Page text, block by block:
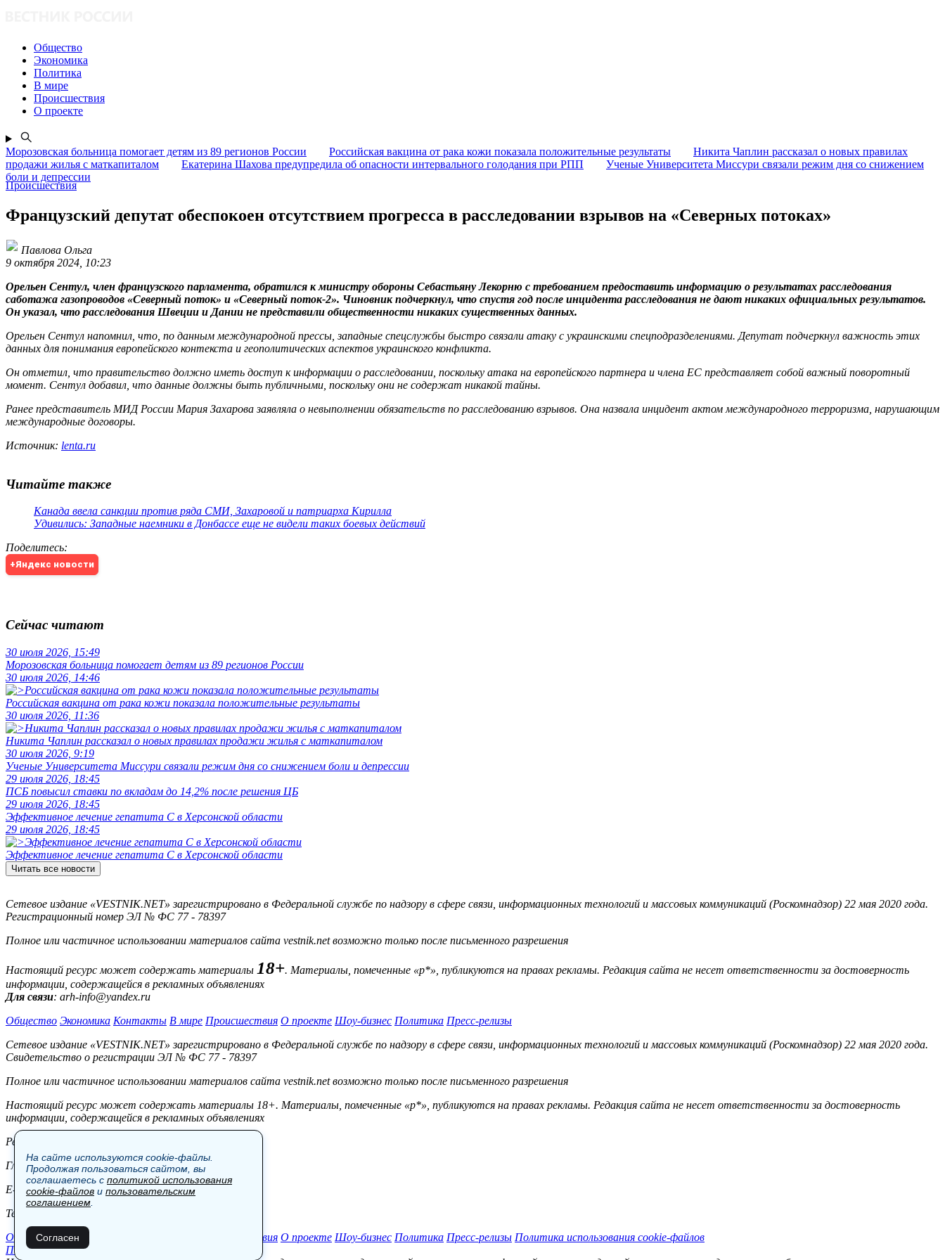
Общество
Экономика
Политика
В мире
Происшествия
О проекте
Морозовская больница помогает детям из 89 регионов России Российская вакцина от рака кожи показала положительные результаты
Никита Чаплин рассказал о новых правилах
продажи жилья с маткапиталом
Екатерина Шахова предупредила об опасности интервального голодания при РПП
Ученые Университета Миссури связали режим дня со снижением
боли и депрессии
Происшествия
Французский депутат обеспокоен отсутствием прогресса в расследовании взрывов на «Северных потоках»
Павлова Ольга
9 октября 2024, 10:23
Орельен Сентул, член французского парламента, обратился к министру обороны Себастьяну Лекорню с требованием предоставить информацию о результатах расследования
саботажа газопроводов «Северный поток» и «Северный поток-2». Чиновник подчеркнул, что спустя год после инцидента расследования не дают никаких официальных результатов.
Он указал, что расследования Швеции и Дании не представили общественности никаких существенных данных.
Орельен Сентул напомнил, что, по данным международной прессы, западные спецслужбы быстро связали атаку с украинскими спецподразделениями. Депутат подчеркнул важность этих
данных для понимания европейского контекста и геополитических аспектов украинского конфликта.
Он отметил, что правительство должно иметь доступ к информации о расследовании, поскольку атака на европейского партнера и члена ЕС представляет собой важный поворотный
момент. Сентул добавил, что данные должны быть публичными, поскольку они не содержат никакой тайны.
Ранее представитель МИД России Мария Захарова заявляла о невыполнении обязательств по расследованию взрывов. Она назвала инцидент актом международного терроризма, нарушающим
международные договоры.
Источник: lenta.ru
Читайте также
Канада ввела санкции против ряда СМИ, Захаровой и патриарха Кирилла
Удивились: Западные наемники в Донбассе еще не видели таких боевых действий
Поделитесь:
+Яндекс новости
Сейчас читают
30 июля 2026, 15:49
Морозовская больница помогает детям из 89 регионов России
30 июля 2026, 14:46
Российская вакцина от рака кожи показала положительные результаты
30 июля 2026, 11:36
Никита Чаплин рассказал о новых правилах продажи жилья с маткапиталом
30 июля 2026, 9:19
Ученые Университета Миссури связали режим дня со снижением боли и депрессии
29 июля 2026, 18:45
ПСБ повысил ставки по вкладам до 14,2% после решения ЦБ
29 июля 2026, 18:45
Эффективное лечение гепатита C в Херсонской области
29 июля 2026, 18:45
Эффективное лечение гепатита C в Херсонской области
Читать все новости
Сетевое издание «VESTNIK.NET» зарегистрировано в Федеральной службе по надзору в сфере связи, информационных технологий и массовых коммуникаций (Роскомнадзор) 22 мая 2020 года.
Регистрационный номер ЭЛ № ФС 77 - 78397
Полное или частичное использовании материалов сайта vestnik.net возможно только после письменного разрешения
Настоящий ресурс может содержать материалы 18+. Материалы, помеченные «р*», публикуются на правах рекламы. Редакция сайта не несет ответственности за достоверность
информации, содержащейся в рекламных объявлениях
Для связи: arh-info@yandex.ru
Общество Экономика Контакты В мире Происшествия О проекте Шоу-бизнес Политика Пресс-релизы
Сетевое издание «VESTNIK.NET» зарегистрировано в Федеральной службе по надзору в сфере связи, информационных технологий и массовых коммуникаций (Роскомнадзор) 22 мая 2020 года.
Свидетельство о регистрации ЭЛ № ФС 77 - 78397
Полное или частичное использовании материалов сайта vestnik.net возможно только после письменного разрешения
Настоящий ресурс может содержать материалы 18+. Материалы, помеченные «р*», публикуются на правах рекламы. Редакция сайта не несет ответственности за достоверность
информации, содержащейся в рекламных объявлениях
Редакция:
Главный редактор: Боровов М.С.
E-mail: site@vestnik.net, reb.msk@yandex.ru
Тел.: +7 (921) 720-00-97
Общество Экономика Происшествия О проекте Шоу-бизнес Политика Пресс-релизы Политика использования cookie-файлов
Пользовательское соглашение
На сайте используются cookie-файлы.
Продолжая пользоваться сайтом, вы
соглашаетесь с политикой использования
cookie-файлов и пользовательским
соглашением
Согласен